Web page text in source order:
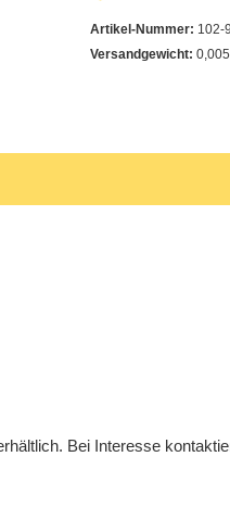
Artikel-Nummer: 102-
Versandgewicht:
Bei Interesse